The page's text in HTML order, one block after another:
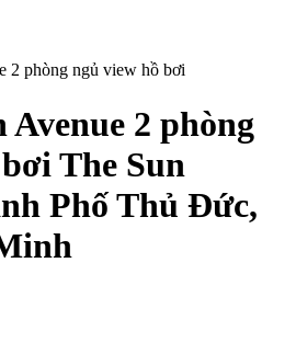
2 phòng ngủ view hồ bơi
Avenue 2 phòng
The Sun
Phố Thủ Đức,